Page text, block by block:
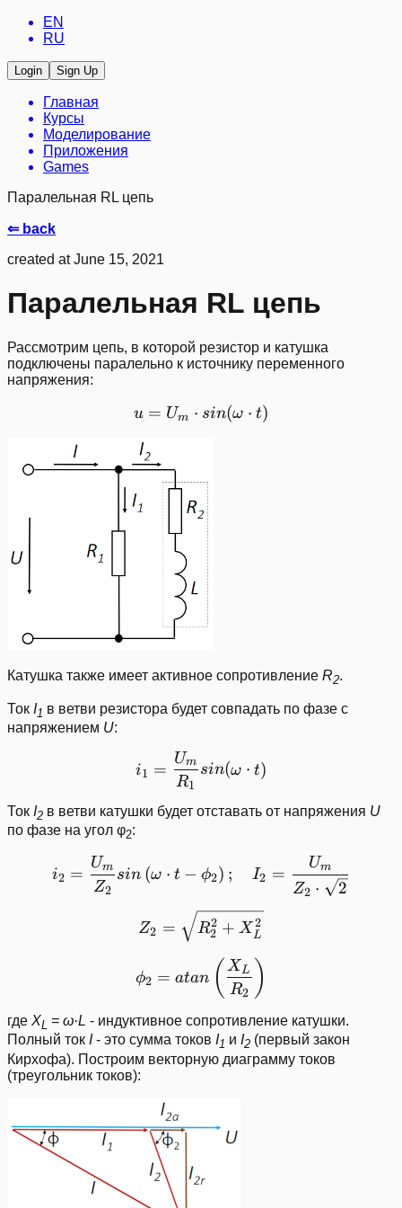
EN
RU
Login Sign Up
Главная
Курсы
Моделирование
Приложения
Games
Паралельная RL цепь
⇐ back
created at June 15, 2021
Паралельная RL цепь
Рассмотрим цепь, в которой резистор и катушка
подключены паралельно к источнику переменного
напряжения:
u = U_{m}\cdot
u = Um ⋅ sin(ω ⋅ t)
Катушка также имеет активное сопротивление R2.
Ток I1 в ветви резистора будет совпадать по фазе с
напряжением U:
i_{1} =
i1 =
R1
Um sin(ω ⋅ t)
Ток I2 в ветви катушки будет отставать от напряжения U
по фазе на угол φ2:
i_{2} =
i2 =
Z2
Um sin (ω ⋅ t − ϕ2) ; I2 =
Z2 ⋅ 2
Um
Z_{2} = \sqrt{R_2^2 +
Z2 = R2
2 + X L
2
\phi_{2} = atan \left (
ϕ2 = atan ( R2
XL )
где XL = ω·L - индуктивное сопротивление катушки.
Полный ток I - это сумма токов I1 и I2 (первый закон
Кирхофа). Построим векторную диаграмму токов
(треугольник токов):